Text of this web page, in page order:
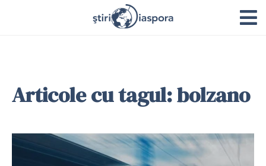
Articole cu tagul: bolzano